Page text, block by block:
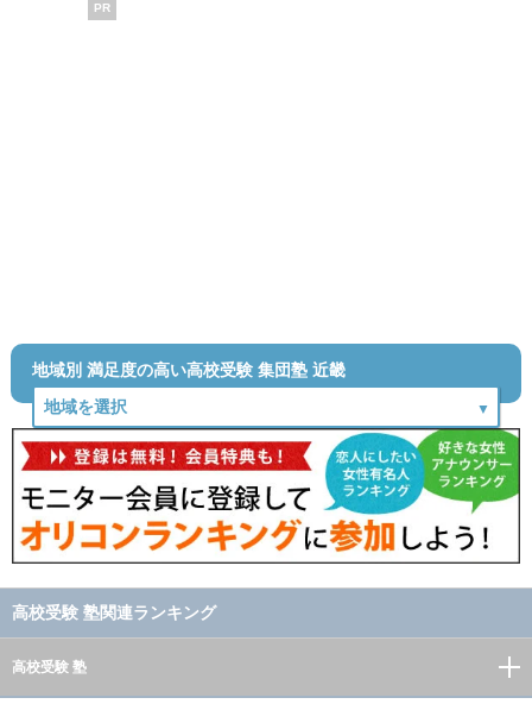
PR
地域別 満足度の高い高校受験 集団塾 近畿
高校受験 塾関連ランキング
高校受験 塾